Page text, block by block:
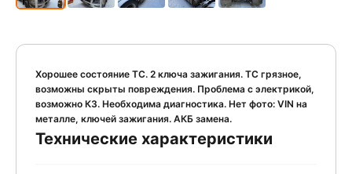
Хорошее состояние ТС. 2 ключа зажигания. ТС грязное,
возможны скрыты повреждения. Проблема с электрикой,
возможно КЗ. Необходима диагностика. Нет фото: VIN на
металле, ключей зажигания. АКБ замена.
Технические характеристики